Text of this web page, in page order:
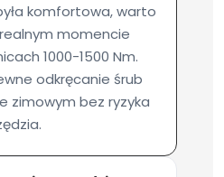
komfortowa, warto
momencie
1000-1500 Nm.
odkręcanie śrub
zimowym bez ryzyka